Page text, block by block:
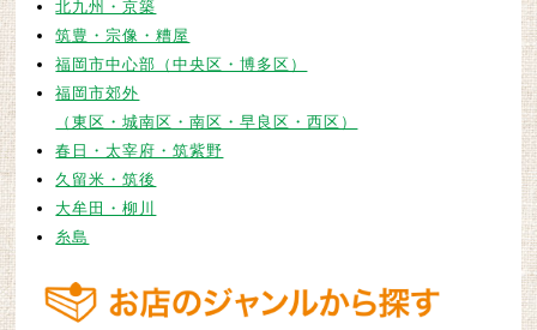
北九州・京築
筑豊・宗像・糟屋
福岡市中心部（中央区・博多区）
福岡市郊外
（東区・城南区・南区・早良区・西区）
春日・太宰府・筑紫野
久留米・筑後
大牟田・柳川
糸島
加になりました。
2019/07/03 春日市のお店「DELIごちそうさん」が追加に
なりました。
2019/07/03 通販専門のお店「ルルド」が追加になりまし
た。
2019/07/01 糟屋のお店「蓬の里」が追加になりました。
2019/06/17 宗像のお店「天然酵母ベーカリー トヰチ屋」
が追加になりました。
2019/05/17 柳川のお店「ハレノヒ食堂」が追加になりま
2019/05/17 大牟田のお店「チキン南蛮クレタ」が追加に
なりました。